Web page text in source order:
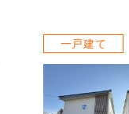
一戸建て